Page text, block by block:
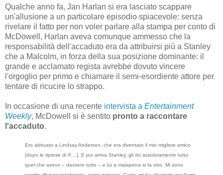
Qualche anno fa, Jan Harlan si era lasciato scappare
un'allusione a un particolare episodio spiacevole: senza
rivelare il fatto per non voler parlare alla stampa per conto di
McDowell, Harlan aveva comunque ammesso che la
responsabilità dell'accaduto era da attribuirsi più a Stanley
che a Malcolm, in forza della sua posizione dominante: il
grande e acclamato regista avrebbe dovuto vincere
l'orgoglio per primo e chiamare il semi-esordiente attore per
tentare di ricucire lo strappo.
In occasione di una recente intervista a Entertainment
Weekly, McDowell si è sentito pronto a raccontare
l'accaduto.
Ero abituato a Lindsay Anderson, che era diventato il mio migliore amico
[dopo le riprese di If.... ]. E poi arriva Stanley, gli do assolutamente tutto
quel che avevo – davvero tutto – e lui a malapena si fa vivo. Mi sono